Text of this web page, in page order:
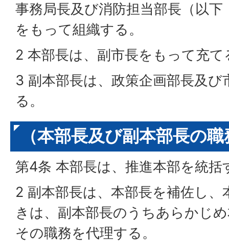
事務局長及び消防担当部長（以
をもって組織する。
2 本部長は、副市長をもって充て
3 副本部長は、政策企画部長及
る。
（本部長及び副本部長の
第4条 本部長は、推進本部を統括
2 副本部長は、本部長を補佐し
きは、副本部長のうちあらかじ
その職務を代理する。